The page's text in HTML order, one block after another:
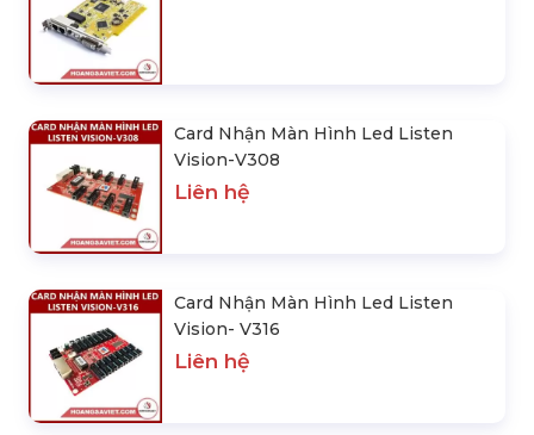
Card Nhận Màn Hình Led Listen
Vision-V308
Liên hệ
Card Nhận Màn Hình Led Listen
Vision- V316
Liên hệ